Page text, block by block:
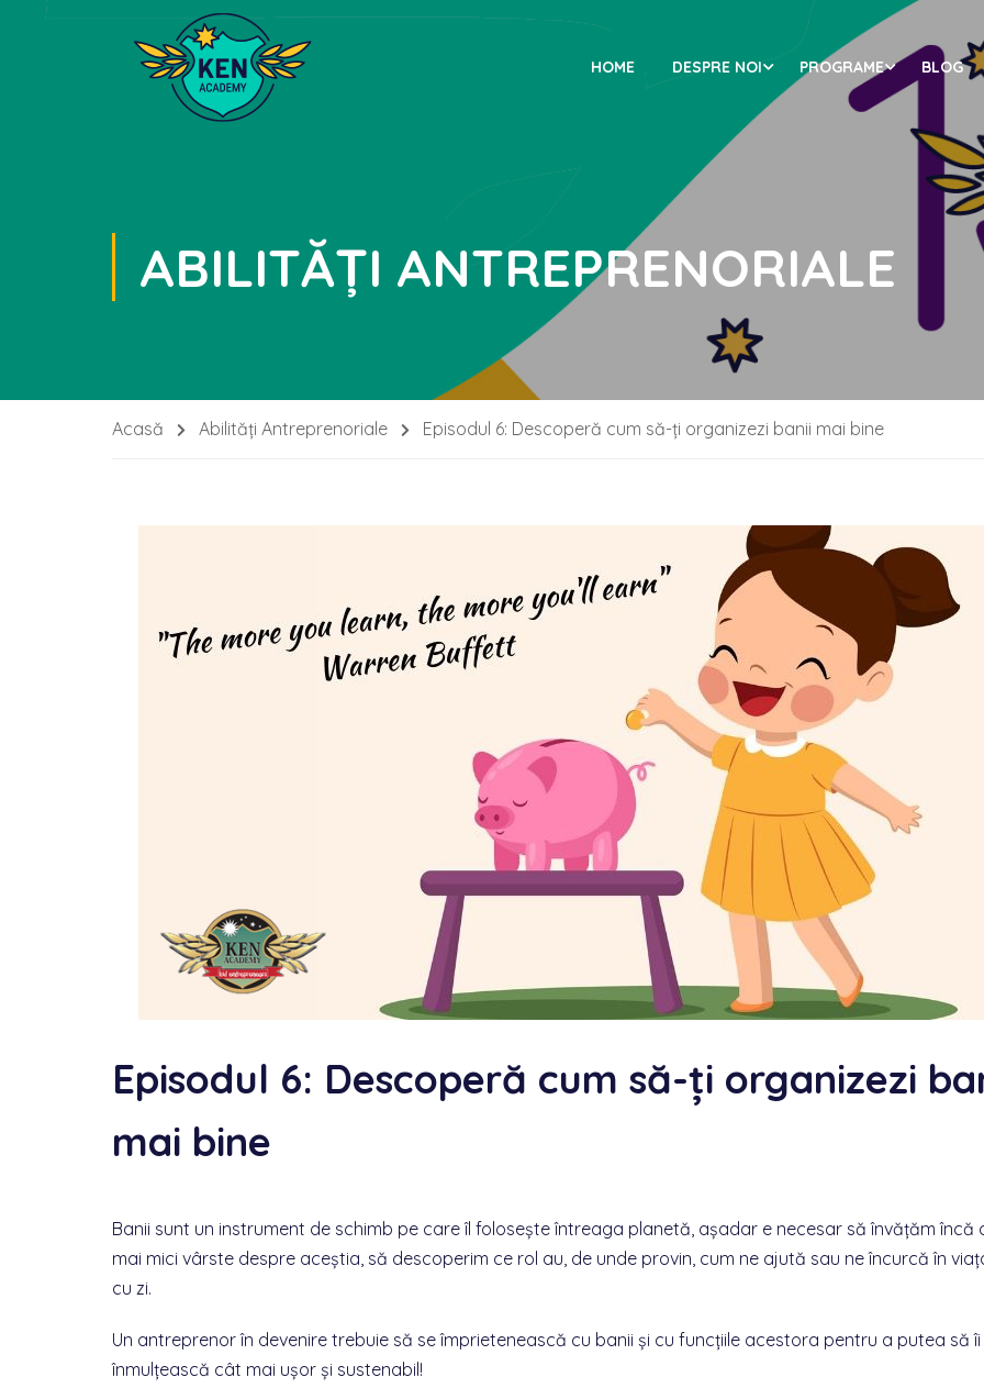
HOME DESPRE NOI PROGRAME BLOG
ABILITĂȚI ANTREPRENORIALE
Acasă Abilități Antreprenoriale Episodul 6: Descoperă cum să-ți organizezi banii mai bine
Episodul 6: Descoperă cum să-ți organizezi
mai bine
Banii sunt un instrument de schimb pe care îl folosește întreaga planetă, așadar e necesar să învățăm încă
mai mici vârste despre aceștia, să descoperim ce rol au, de unde provin, cum ne ajută sau ne încurcă în
cu zi.
Un antreprenor în devenire trebuie să se împrietenească cu banii și cu funcțiile acestora pentru a putea să îi
înmulțească cât mai ușor și sustenabil!